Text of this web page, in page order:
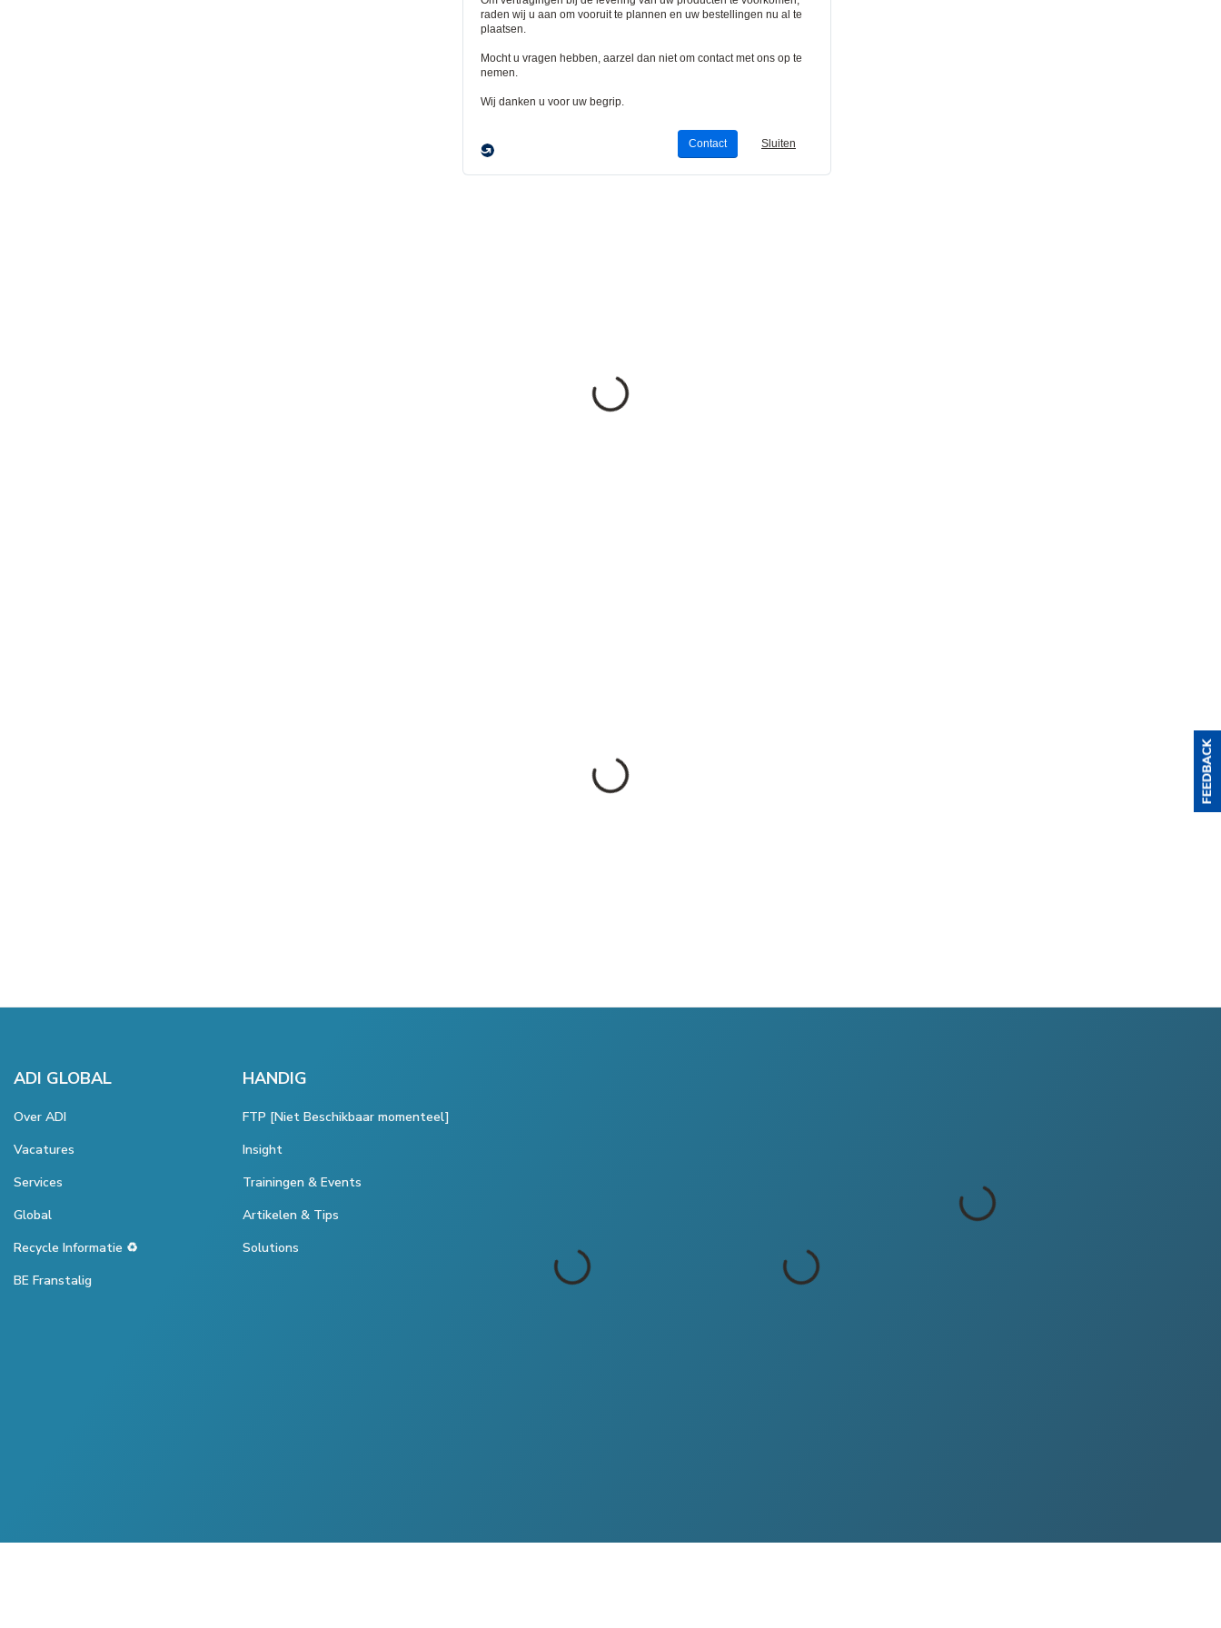
ADI GLOBAL
Over ADI
Vacatures
Services
Global
Recycle Informatie ♻️
BE Franstalig
HANDIG
FTP [Niet Beschikbaar momenteel]
Insight
Trainingen & Events
Artikelen & Tips
Solutions